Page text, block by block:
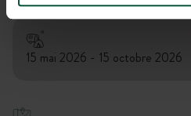
15 mai 2026 - 15 octobre 2026